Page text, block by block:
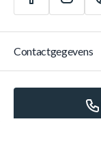
Contactgegevens